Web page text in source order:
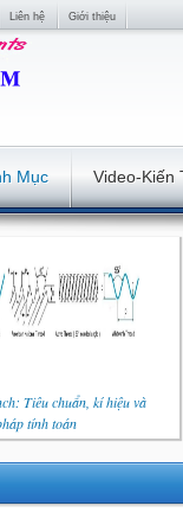
Liên hệ Giới thiệu
Mục Video-Kiến
Tiêu chuẩn, kí hiệu và
tính toán